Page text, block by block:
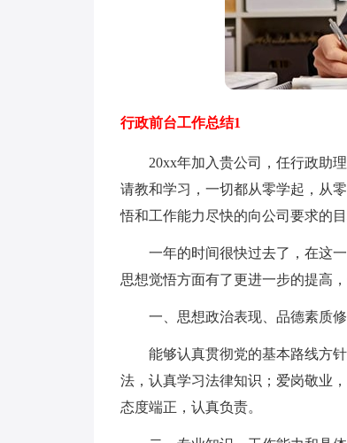
行政前台工作总结1
20xx年加入贵公司，任行政助理
请教和学习，一切都从零学起，从
悟和工作能力尽快的向公司要求的
一年的时间很快过去了，在这一
思想觉悟方面有了更进一步的提高
一、思想政治表现、品德素质修
能够认真贯彻党的基本路线方针
法，认真学习法律知识；爱岗敬业
态度端正，认真负责。